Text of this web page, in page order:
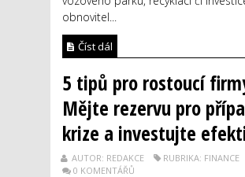
obnovitel...
Číst dál
5 tipů pro rostoucí
Mějte rezervu pro
krize a investujte
AUTOR: REDAKCE
RUBRIKA: FINANCE
0 KOMENTÁŘŮ